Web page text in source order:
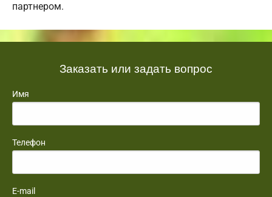
партнером.
Заказать или задать вопрос
Имя
Телефон
E-mail